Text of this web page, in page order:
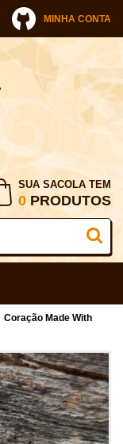
MINHA CONTA
SUA SACOLA TEM
0 PRODUTOS
Coração Made With